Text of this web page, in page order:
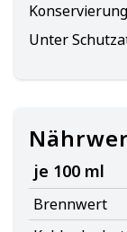
Unter
je 100 ml
Brennwert